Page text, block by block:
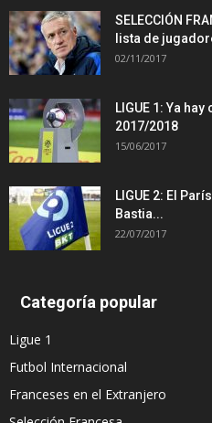
SELECCIÓN
lista de
02/11/2017
LIGUE 1: Ya
2017/2018
15/06/2017
LIGUE 2: El
Bastia...
22/07/2017
Categoría popular
Ligue 1
Futbol Internacional
Franceses en el Extranjero